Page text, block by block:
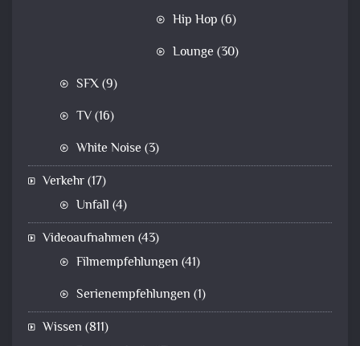
Hip Hop (6)
Lounge (30)
SFX(9)
TV(16)
White Noise (3)
Verkehr(17)
Unfall (4)
Videoaufnahmen (43)
Filmempfehlungen (41)
Serienempfehlungen (1)
Wissen (811)